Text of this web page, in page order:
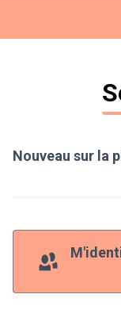
Nouveau sur la